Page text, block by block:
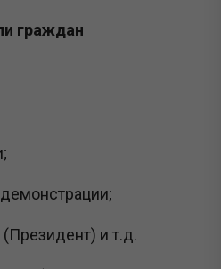
граждан
(Президент) и т.д.